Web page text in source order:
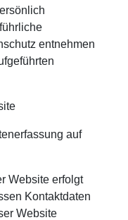
entnehmen
auf
Website erfolgt
Kontaktdaten
Website